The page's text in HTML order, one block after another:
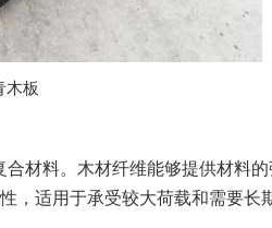
木板
材料。木材纤维能够提供材料
，适用于承受较大荷载和需要长